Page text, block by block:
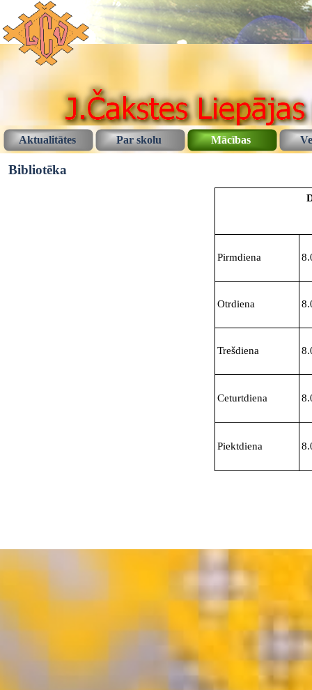
Aktualitātes Par skolu Mācības
Bibliotēka
Pirmdiena
Otrdiena
Trešdiena
Ceturtdiena
Piektdiena